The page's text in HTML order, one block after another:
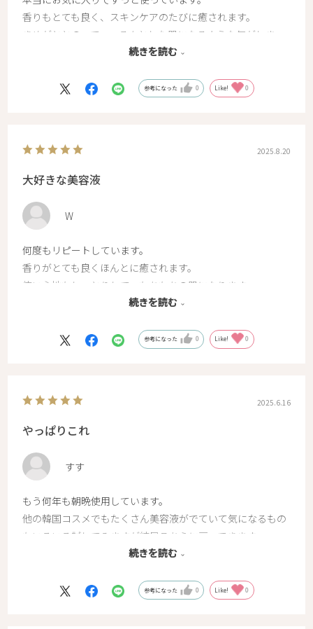
香りもとても良く、スキンケアのたびに癒されます。
きめがととのって、つるんとした肌になるような気がしま
これからもずっとリピートします。
続きを読む
参考になった 0 Like! 0
2025.8.20
大好きな美容液
W
何度もリピートしています。
香りがとても良くほんとに癒されます。
使い心地もしっとりして、もちもちの肌になります。
長い間使っているので、肌のくすみがとれてきたような気が
無くてはならない美容液なので、これからもずっと使ってい
続きを読む
参考になった 0 Like! 0
2025.6.16
やっぱりこれ
すす
もう何年も朝晩使用しています。
他の韓国コスメでもたくさん美容液がでていて気になるもの
もいろいろ試してみますが結局こちらに戻ってきます。
使用する日とやっぱり肌の調子が安定します。
うのでずっと使い続けていきたいです。
続きを読む
参考になった 0 Like! 0